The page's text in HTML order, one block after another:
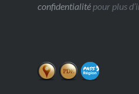
confidentialitépour plus